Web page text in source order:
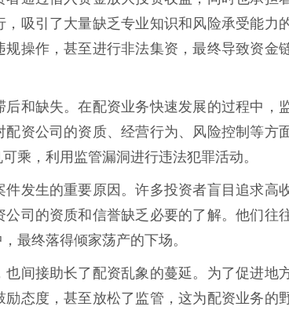
吸引了大量缺乏专业知识和风险承受能力
操作，甚至进行非法集资，最终导致资金
和缺失。在配资业务快速发展的过程中，
资公司的资质、经营行为、风险控制等方
乘，利用监管漏洞进行违法犯罪活动。
发生的重要原因。许多投资者盲目追求高
司的资质和信誉缺乏必要的了解。他们往
最终落得倾家荡产的下场。
间接助长了配资乱象的蔓延。为了促进地
态度，甚至放松了监管，这为配资业务的